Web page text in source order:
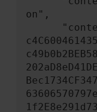
on",